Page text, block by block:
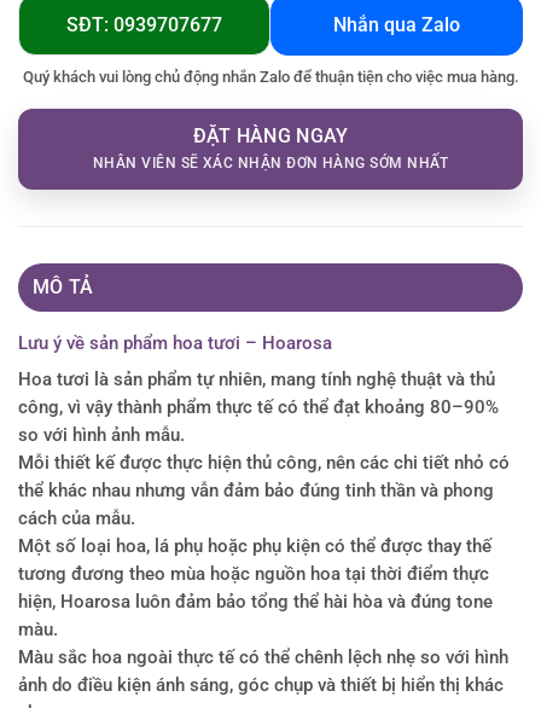
SĐT: 0939707677 Nhắn qua Zalo
Quý khách vui lòng chủ động nhắn Zalo để thuận tiện cho việc mua hàng.
ĐẶT HÀNG NGAY
NHÂN VIÊN SẼ XÁC NHẬN ĐƠN HÀNG SỚM NHẤT
MÔ TẢ
Lưu ý về sản phẩm hoa tươi – Hoarosa
Hoa tươi là sản phẩm tự nhiên, mang tính nghệ thuật và thủ
công, vì vậy thành phẩm thực tế có thể đạt khoảng 80–90%
so với hình ảnh mẫu.
Mỗi thiết kế được thực hiện thủ công, nên các chi tiết nhỏ có
thể khác nhau nhưng vẫn đảm bảo đúng tinh thần và phong
cách của mẫu.
Một số loại hoa, lá phụ hoặc phụ kiện có thể được thay thế
tương đương theo mùa hoặc nguồn hoa tại thời điểm thực
hiện, Hoarosa luôn đảm bảo tổng thể hài hòa và đúng tone
màu.
Màu sắc hoa ngoài thực tế có thể chênh lệch nhẹ so với hình
ảnh do điều kiện ánh sáng, góc chụp và thiết bị hiển thị khác